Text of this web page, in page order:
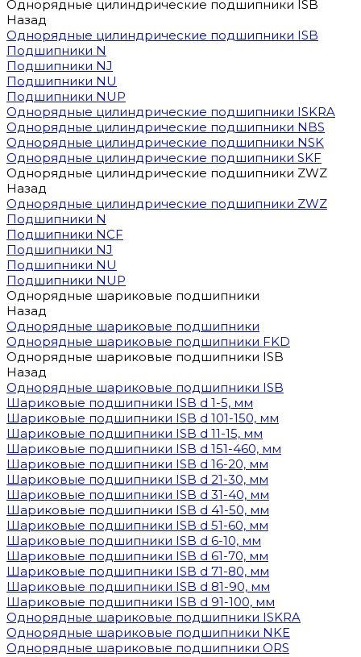
Однорядные цилиндрические подшипники ISB
Назад
Однорядные цилиндрические подшипники ISB
Подшипники N
Подшипники NJ
Подшипники NU
Подшипники NUP
Однорядные цилиндрические подшипники ISKRA
Однорядные цилиндрические подшипники NBS
Однорядные цилиндрические подшипники NSK
Однорядные цилиндрические подшипники SKF
Однорядные цилиндрические подшипники ZWZ
Назад
Однорядные цилиндрические подшипники ZWZ
Подшипники N
Подшипники NCF
Подшипники NJ
Подшипники NU
Подшипники NUP
Однорядные шариковые подшипники
Назад
Однорядные шариковые подшипники
Однорядные шариковые подшипники FKD
Однорядные шариковые подшипники ISB
Назад
Однорядные шариковые подшипники ISB
Шариковые подшипники ISB d 1-5, мм
Шариковые подшипники ISB d 101-150, мм
Шариковые подшипники ISB d 11-15, мм
Шариковые подшипники ISB d 151-460, мм
Шариковые подшипники ISB d 16-20, мм
Шариковые подшипники ISB d 21-30, мм
Шариковые подшипники ISB d 31-40, мм
Шариковые подшипники ISB d 41-50, мм
Шариковые подшипники ISB d 51-60, мм
Шариковые подшипники ISB d 6-10, мм
Шариковые подшипники ISB d 61-70, мм
Шариковые подшипники ISB d 71-80, мм
Шариковые подшипники ISB d 81-90, мм
Шариковые подшипники ISB d 91-100, мм
Однорядные шариковые подшипники ISKRA
Однорядные шариковые подшипники NKE
Однорядные шариковые подшипники ORS